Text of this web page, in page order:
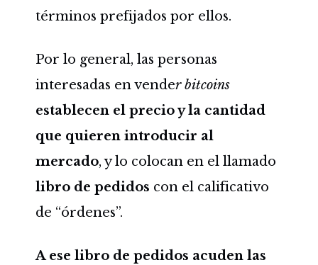
términos prefijados por ellos.
Por lo general, las personas
interesadas en vender bitcoins
establecen el precio y la cantidad
que quieren introducir al
mercado, y lo colocan en el llamado
libro de pedidos con el calificativo
de “órdenes”.
A ese libro de pedidos acuden las